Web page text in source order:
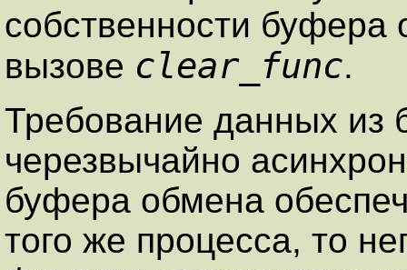
собственности буфера
вызове clear_func.
Требование данных из
черезвычайно
буфера обмена
того же процесса, то